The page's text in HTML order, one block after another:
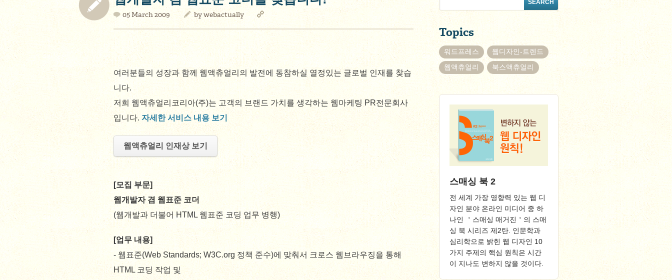
05 March 2009 bywebactually
여러분들의 성장과 함께 웹액츄얼리의 발전에 동참하실 열정있는 글로벌 인재를 찾습
니다.
저희 웹액츄얼리코리아(주)는 고객의 브랜드 가치를 생각하는 웹마케팅 PR전문회사
입니다. 자세한 서비스 내용 보기
웹액츄얼리 인재상 보기
[모집 부문]
웹개발자 겸 웹표준 코더
(웹개발과 더불어 HTML 웹표준 코딩 업무 병행)
[업무 내용]
- 웹표준(Web Standards; W3C.org 정책 준수)에 맞춰서 크로스 웹브라우징을 통해
HTML 코딩 작업 및
Topics
워드프레스
웹디자인-트렌드
웹액츄얼리
북스액츄얼리
스매싱 북 2
전 세계 가장 영향력 있는 웹 디
자인 분야 온라인 미디어 중 하
나인 ＇스매싱 매거진＇의 스매
싱 북 시리즈 제2탄. 인문학과
심리학으로 밝힌 웹 디자인 10
가지 주제의 핵심 원칙은 시간
이 지나도 변하지 않을 것이다.